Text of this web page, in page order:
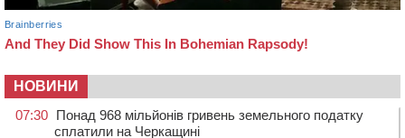
НОВИНИ
07:30 Понад 968 мільйонів гривень земельного податку
сплатили на Черкащині